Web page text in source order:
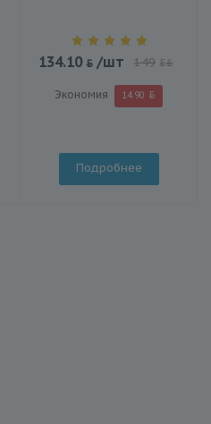
134.10 /шт 149 BYN
Экономия 14.90
Подробнее